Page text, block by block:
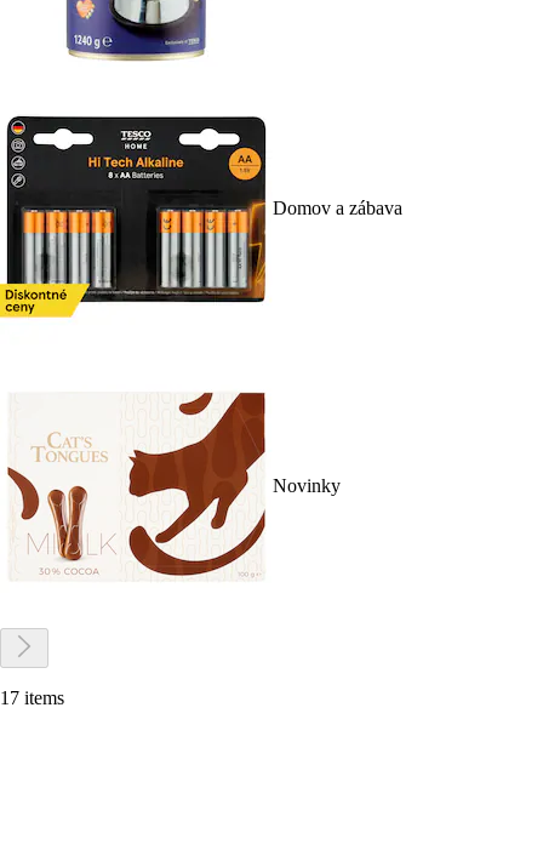
Domov a zábava
Novinky
17 items